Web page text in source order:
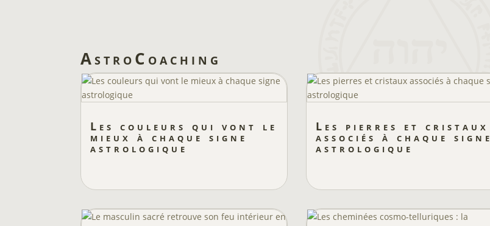
AstroCoaching
Les couleurs qui vont le
mieux à chaque signe
astrologique
Les pierres et cristaux
associés à chaque signe
astrologique